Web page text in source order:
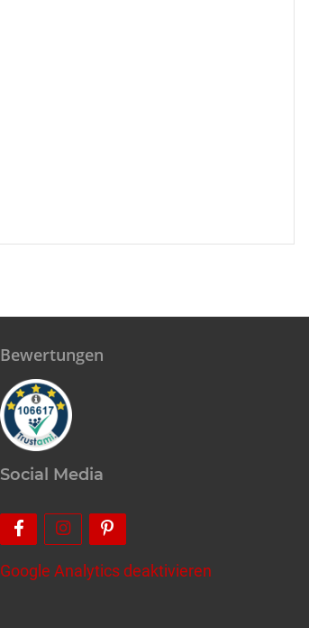
Bewertungen
Social Media
Google Analytics deaktivieren